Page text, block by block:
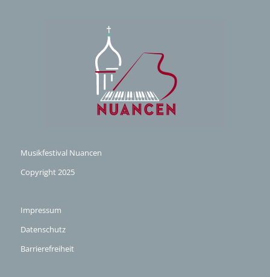
Musikfestival Nuancen
Copyright 2025
Impressum
Datenschutz
Barrierefreiheit